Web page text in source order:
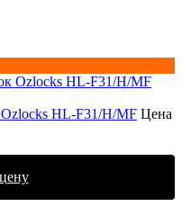
HL-F31/H/MF Цена